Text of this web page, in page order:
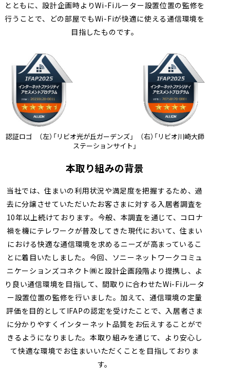
とともに、設計企画時よりWi-Fiルーター設置位置の監修を
行うことで、どの部屋でもWi-Fiが快適に使える通信環境を
目指したものです。
認証ロゴ （左）「リビオ光が丘ガーデンズ」 （右）「リビオ川崎大師
ステーションサイト」
本取り組みの背景
当社では、住まいの利用状況や満足度を把握するため、過
去に分譲させていただいたお客さまに対する入居者調査を
10年以上続けております。今般、本調査を通じて、コロナ
禍を機にテレワークが普及してきた現代において、住まい
における快適な通信環境を求めるニーズが高まっているこ
とに着目いたしました。今回、ソニーネットワークコミュ
ニケーションズコネクト㈱と設計企画段階より提携し、よ
り良い通信環境を目指して、間取りに合わせたWi-Fiルータ
ー設置位置の監修を行いました。加えて、通信環境の定量
評価を目的としてIFAPの認定を受けたことで、入居者さま
に分かりやすくインターネット品質をお伝えすることがで
きるようになりました。本取り組みを通じて、より安心し
て快適な環境でお住まいいただくことを目指しておりま
す。